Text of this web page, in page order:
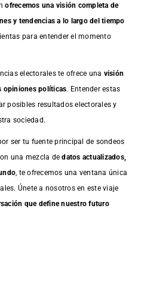
ofrecemos una visión completa de
y tendencias a lo largo del tiempo
para entender el momento
electorales te ofrece una visión
opiniones políticas. Entender estas
posibles resultados electorales y
sociedad.
ser tu fuente principal de sondeos
una mezcla dedatos actualizados,
, te ofrecemos una ventana única
Únete a nosotros en este viaje
que define nuestro futuro